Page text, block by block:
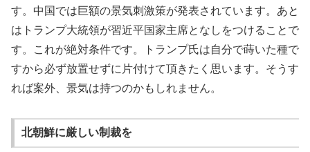
す。中国では巨額の景気刺激策が発表されています。あと
はトランプ大統領が習近平国家主席となしをつけることで
す。これが絶対条件です。トランプ氏は自分で蒔いた種で
すから必ず放置せずに片付けて頂きたく思います。そうす
れば案外、景気は持つのかもしれません。
北朝鮮に厳しい制裁を